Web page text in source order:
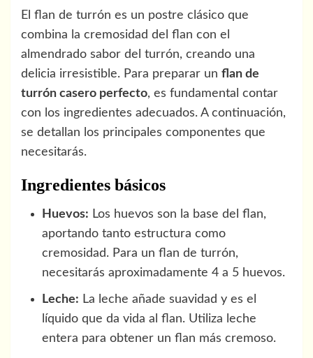
El flan de turrón es un postre clásico que
combina la cremosidad del flan con el
almendrado sabor del turrón, creando una
delicia irresistible. Para preparar un flan de
turrón casero perfecto, es fundamental contar
con los ingredientes adecuados. A continuación,
se detallan los principales componentes que
necesitarás.
Ingredientes básicos
Huevos: Los huevos son la base del flan,
aportando tanto estructura como
cremosidad. Para un flan de turrón,
necesitarás aproximadamente 4 a 5 huevos.
Leche: La leche añade suavidad y es el
líquido que da vida al flan. Utiliza leche
entera para obtener un flan más cremoso.